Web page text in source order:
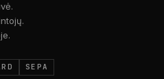
SEPA